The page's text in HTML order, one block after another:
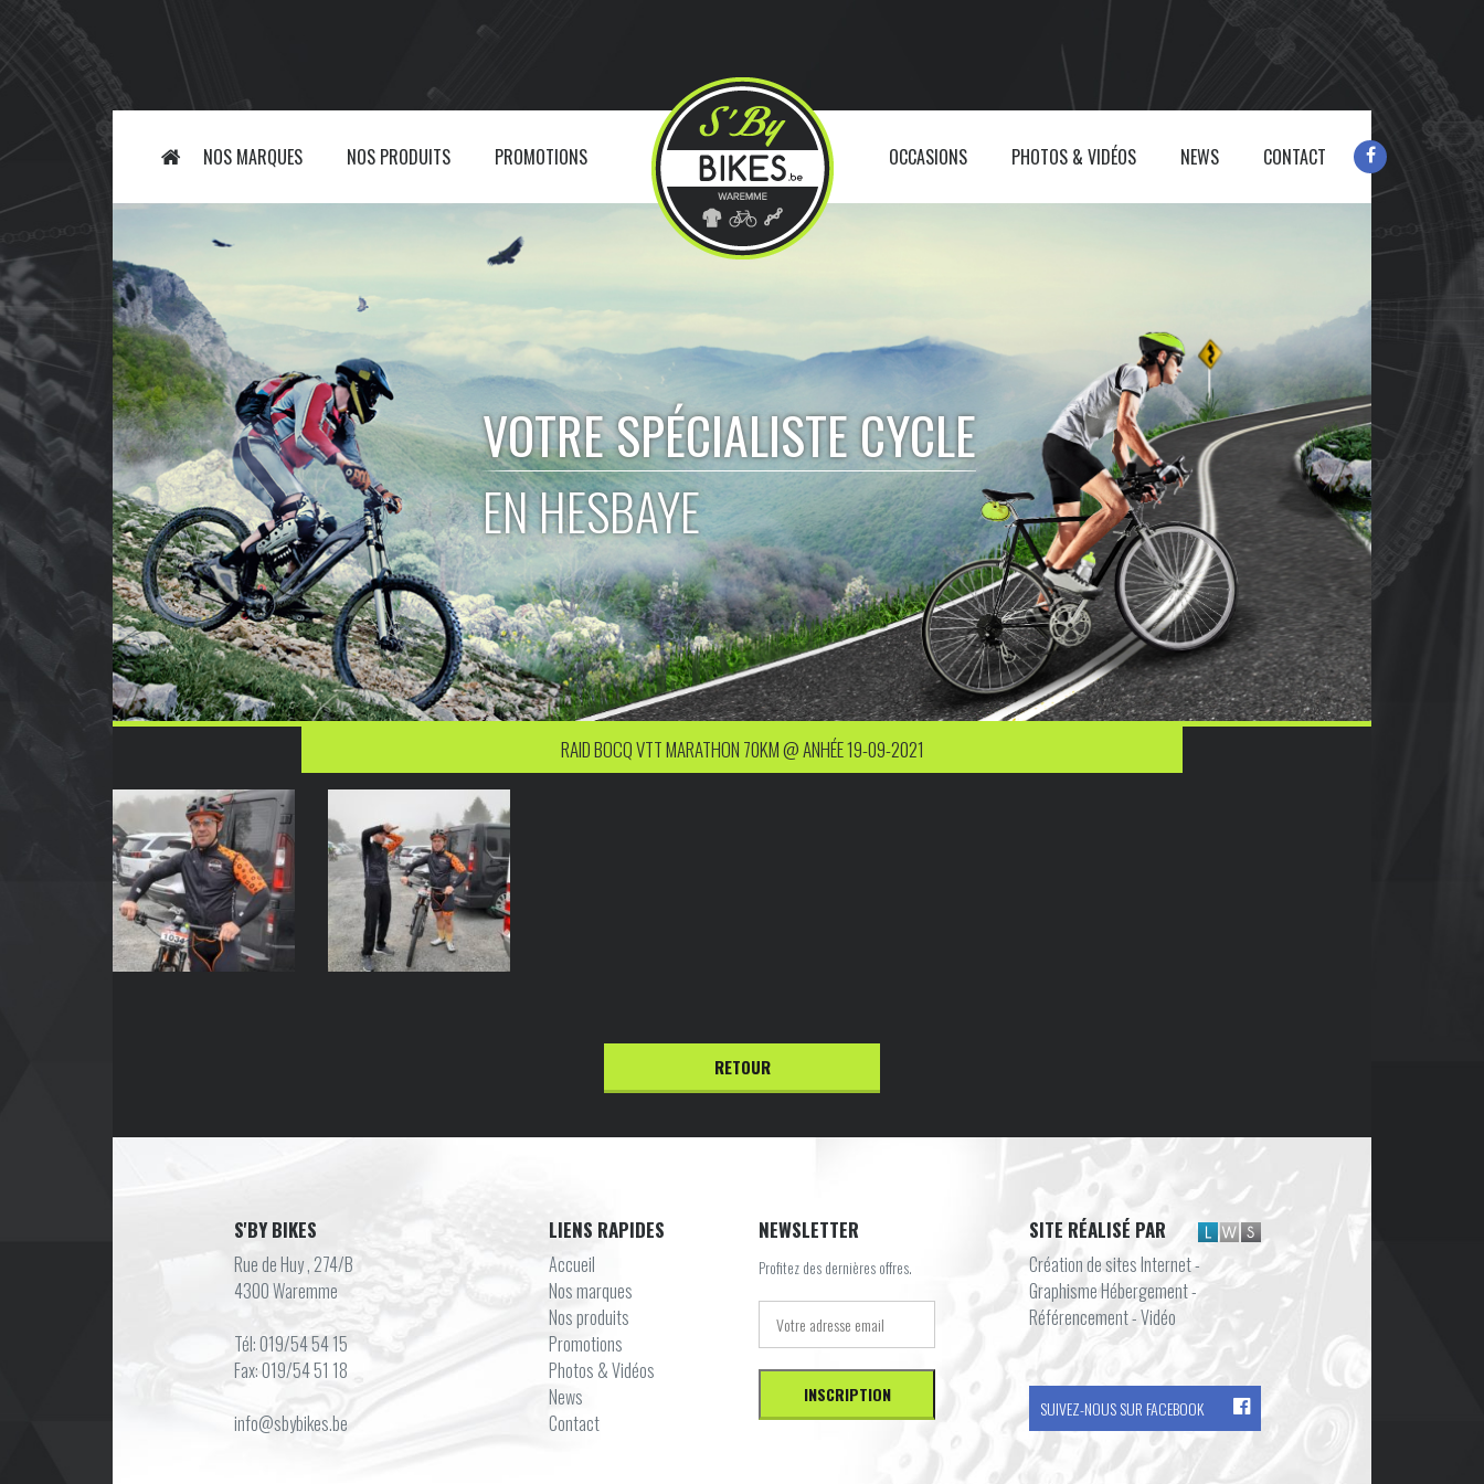
NOS MARQUES NOS PRODUITS PROMOTIONS OCCASIONS PHOTOS & VIDÉOS NEWS CONTACT
VOTRE SPÉCIALISTE CYCLE
EN HESBAYE
RAID BOCQ VTT MARATHON 70KM @ ANHÉE 19-09-2021
RETOUR
S'BY BIKES
Rue de Huy , 274/B
4300 Waremme
Tél: 019/54 54 15
Fax: 019/54 51 18
info@sbybikes.be
LIENS RAPIDES
Accueil
Nos marques
Nos produits
Promotions
Photos & Vidéos
News
Contact
NEWSLETTER
Profitez des dernières offres.
SITE RÉALISÉ PAR
Création de sites Internet -
Graphisme Hébergement -
Référencement - Vidéo
SUIVEZ-NOUS SUR FACEBOOK